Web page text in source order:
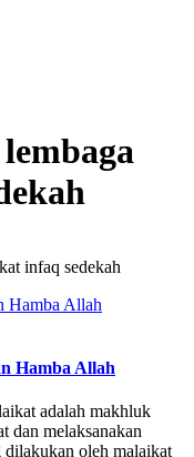
infaq sedekah
Hamba Allah
adalah makhluk
dan melaksanakan
dilakukan oleh malaikat